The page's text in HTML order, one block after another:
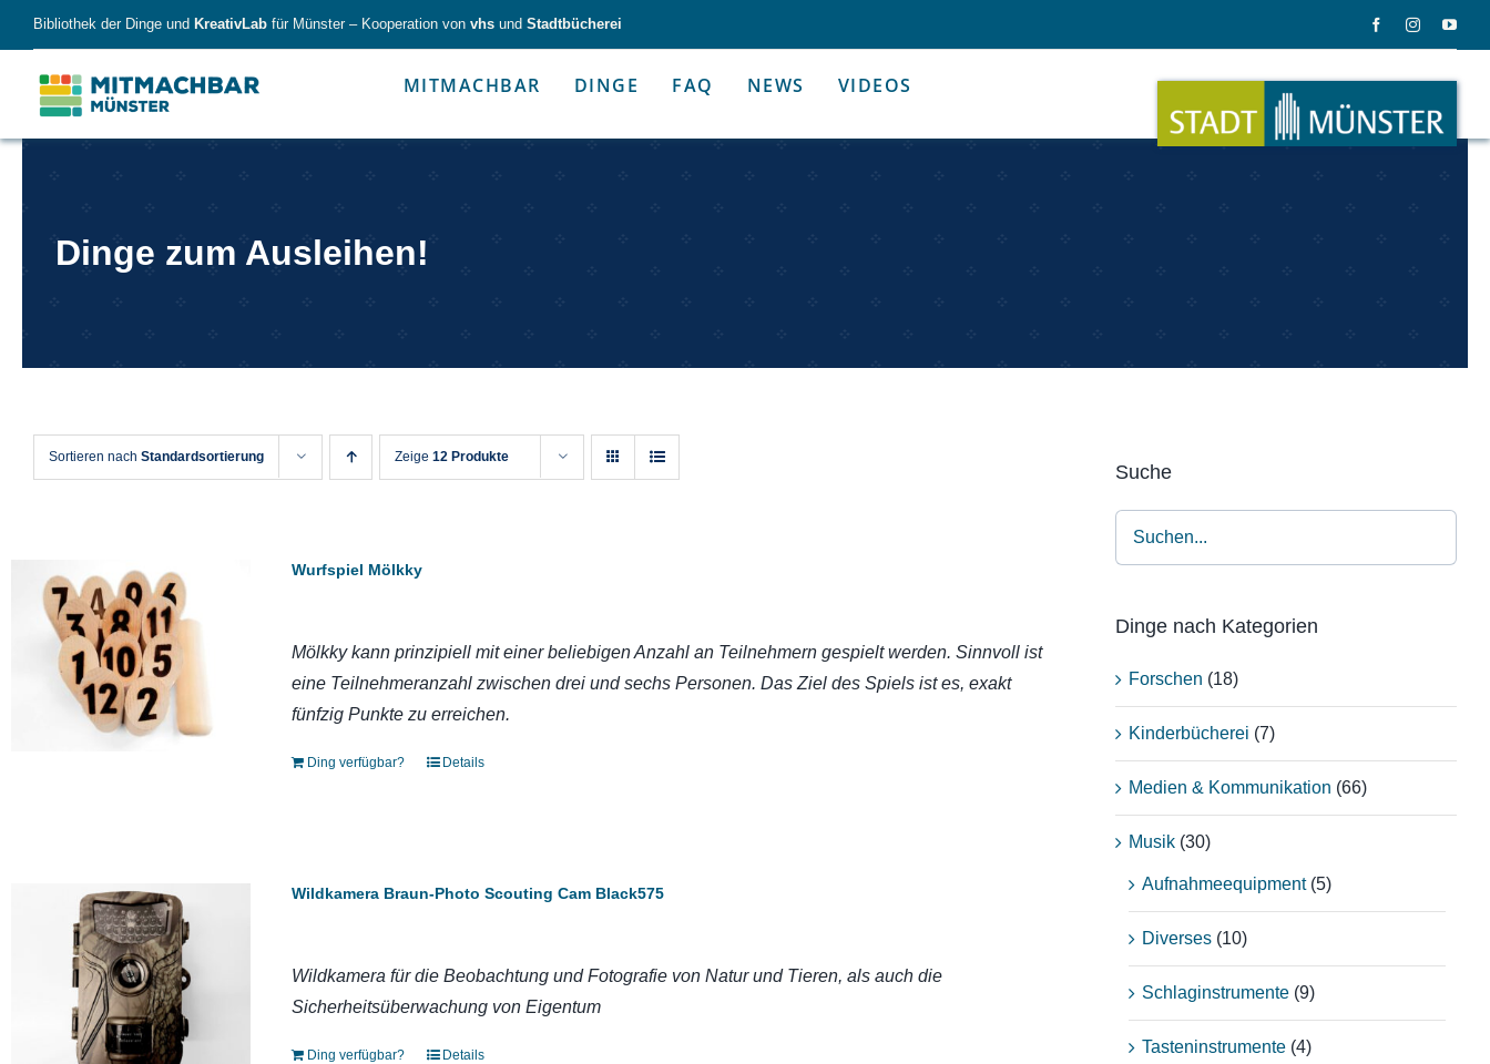
content
Bibliothek der Dinge und KreativLab für Münster – Kooperation von vhs und Stadtbücherei
MITMACHBAR DINGE
Forschen
Forschen
Werkzeug & Alltagshelfer
Werkzeug & Altagshelfer
Nimm die Dinge selbst in die Hand.
Medien & Kommunikation Musik
Alles zum Tasten, Zupfen, Schlagen.
FAQ NEWS VIDEOS
Dinge zum Ausleihen!
Sortieren nach Standardsortierung Zeige 12 Produkte
Wurfspiel Mölkky
Mölkky kann prinzipiell mit einer beliebigen Anzahl an Teilnehmern gespielt werden. Sinnvoll ist
eine Teilnehmeranzahl zwischen drei und sechs Personen. Das Ziel des Spiels ist es, exakt
fünfzig Punkte zu erreichen.
Ding verfügbar? Details
Wildkamera Braun-Photo Scouting Cam Black575
Wildkamera für die Beobachtung und Fotografie von Natur und Tieren, als auch die
Sicherheitsüberwachung von Eigentum
Ding verfügbar? Details
Suche
Dinge nach Kategorien
Forschen (18)
Kinderbücherei (7)
Medien & Kommunikation (66)
Musik (30)
Aufnahmeequipment (5)
Diverses (10)
Schlaginstrumente (9)
Tasteninstrumente (4)